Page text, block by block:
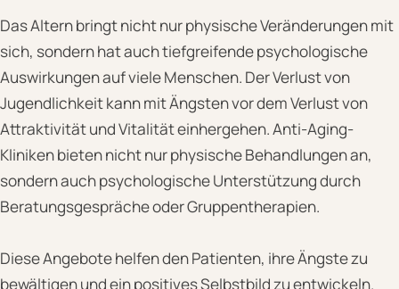
Das Altern bringt nicht nur physische Veränderungen mit
sich, sondern hat auch tiefgreifende psychologische
Auswirkungen auf viele Menschen. Der Verlust von
Jugendlichkeit kann mit Ängsten vor dem Verlust von
Attraktivität und Vitalität einhergehen. Anti-Aging-
Kliniken bieten nicht nur physische Behandlungen an,
sondern auch psychologische Unterstützung durch
Beratungsgespräche oder Gruppentherapien.
Diese Angebote helfen den Patienten, ihre Ängste zu
bewältigen und ein positives Selbstbild zu entwickeln.